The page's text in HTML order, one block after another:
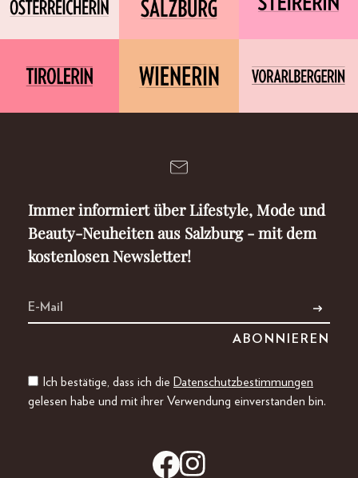
Immer informiert über Lifestyle, Mode und
Beauty-Neuheiten aus Salzburg - mit dem
kostenlosen Newsletter!
Ich bestätige, dass ich die Datenschutzbestimmungen
gelesen habe und mit ihrer Verwendung einverstanden bin.